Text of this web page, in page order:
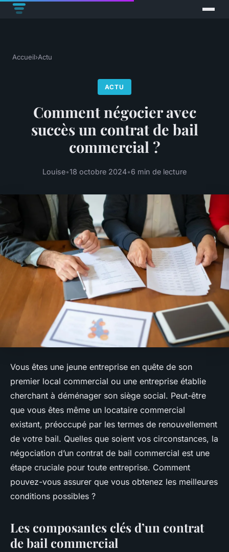
Accueil›Actu
ACTU
Comment négocier avec
succès un contrat de bail
commercial ?
Louise•18 octobre 2024•6 min de lecture
Vous êtes une jeune entreprise en quête de son
premier local commercial ou une entreprise établie
cherchant à déménager son siège social. Peut-être
que vous êtes même un locataire commercial
existant, préoccupé par les termes de renouvellement
de votre bail. Quelles que soient vos circonstances, la
négociation d’un contrat de bail commercial est une
étape cruciale pour toute entreprise. Comment
pouvez-vous assurer que vous obtenez les meilleures
conditions possibles ?
Les composantes clés d’un contrat
de bail commercial